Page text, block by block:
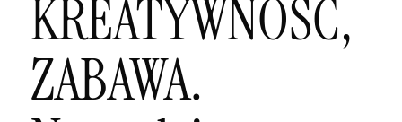
KREATYWNOŚĆ,
ZABAWA.